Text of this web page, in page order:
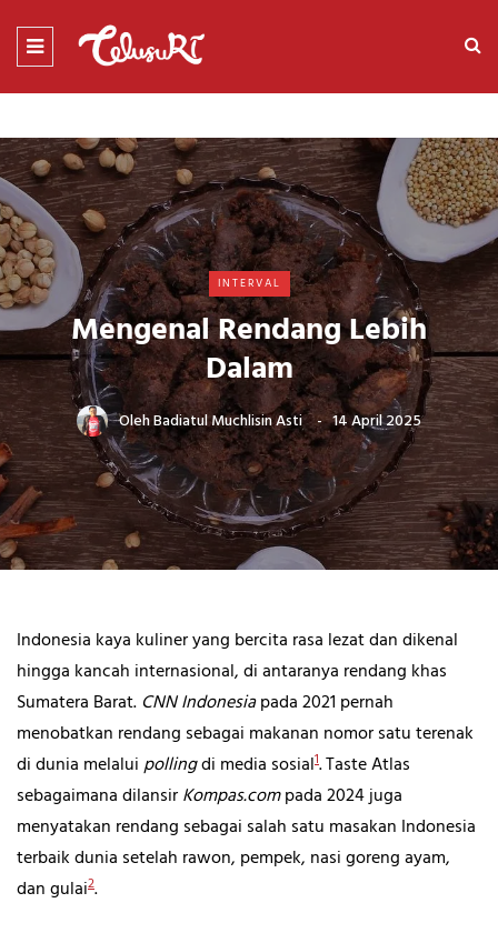
INTERVAL
Mengenal Rendang Lebih
Dalam
OlehBadiatul Muchlisin Asti 14 April 2025
Indonesia kaya kuliner yang bercita rasa lezat dan dikenal
hingga kancah internasional, di antaranya rendang khas
Sumatera Barat. CNN Indonesiapada 2021 pernah
menobatkan rendang sebagai makanan nomor satu terenak
di dunia melaluipollingdi media sosial1.Taste Atlas
sebagaimana dilansirKompas.compada 2024 juga
menyatakan rendang sebagai salah satu masakan Indonesia
terbaik dunia setelah rawon, pempek, nasi goreng ayam,
dan gulai2.